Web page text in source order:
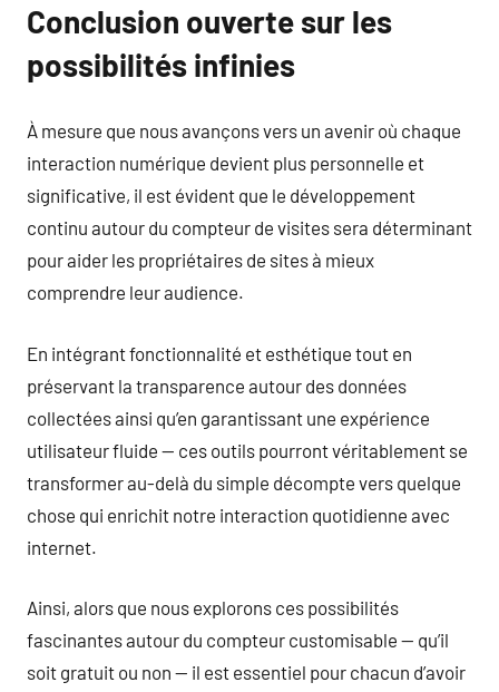
Conclusion ouverte sur les
possibilités infinies
À mesure que nous avançons vers un avenir où chaque
interaction numérique devient plus personnelle et
significative, il est évident que le développement
continu autour du compteur de visites sera déterminant
pour aider les propriétaires de sites à mieux
comprendre leur audience.
En intégrant fonctionnalité et esthétique tout en
préservant la transparence autour des données
collectées ainsi qu’en garantissant une expérience
utilisateur fluide — ces outils pourront véritablement se
transformer au-delà du simple décompte vers quelque
chose qui enrichit notre interaction quotidienne avec
internet.
Ainsi, alors que nous explorons ces possibilités
fascinantes autour du compteur customisable — qu’il
soit gratuit ou non — il est essentiel pour chacun d’avoir